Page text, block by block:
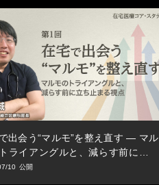
出会う“マルモ”を整え直す ― マル
ライアングルと、減らす前に立ち
視点
10